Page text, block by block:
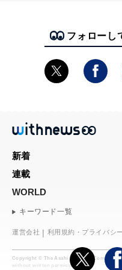
フォローし
Copyright © The Asahi Shimbun Company.
without written permission.
新着
連載
WORLD
キーワード一覧
運営会社 利用規約・プライバシー